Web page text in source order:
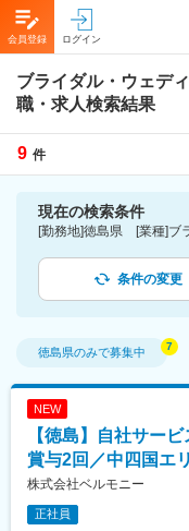
会員登録 ログイン
ブライダル・ウェデ
職・求人検索結果
9 件
現在の検索条件
条件の変更
徳島県のみで募集中
NEW
【徳島】自社サー
賞与2回／中四国エ
株式会社ベルモニー
正社員